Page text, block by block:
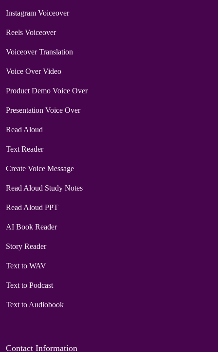
Instagram Voiceover
Reels Voiceover
Voiceover Translation
Voice Over Video
Product Demo Voice Over
Presentation Voice Over
Read Aloud
Text Reader
Create Voice Message
Read Aloud Study Notes
Read Aloud PPT
AI Book Reader
Story Reader
Text to WAV
Text to Podcast
Text to Audiobook
Contact Information